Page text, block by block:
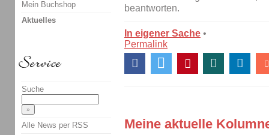
beantworten.
In eigener Sache •
Permalink
Meine aktuelle
Mein Buchshop
Aktuelles
Suche
Alle News per RSS